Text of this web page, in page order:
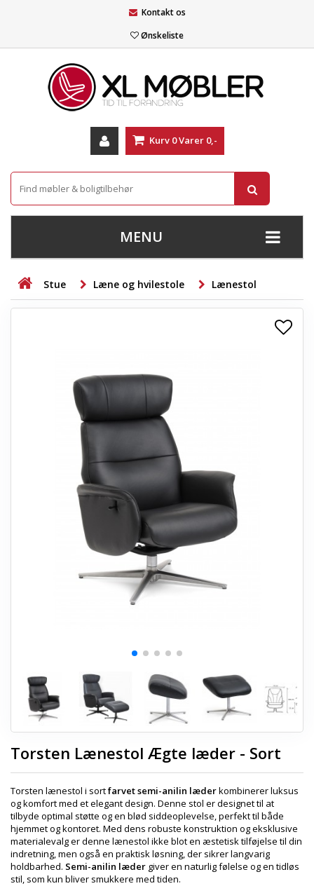
Kontakt os
Ønskeliste
Kurv 0Varer 0,-
MENU
+
STUE
+
KONTORMØBLER
Stue Læne og hvilestole Lænestol
Torsten Lænestol Ægte læder - Sort
Torsten lænestol i sortfarvet semi-anilin læderkombinerer luksus
og komfort med et elegant design. Denne stol er designet til at
tilbyde optimal støtte og en blød siddeoplevelse, perfekt til både
hjemmet og kontoret. Med dens robuste konstruktion og eksklusive
materialevalg er denne lænestol ikke blot en æstetisk tilføjelse til din
indretning, men også en praktisk løsning, der sikrer langvarig
holdbarhed. Semi-anilin læder giver en naturlig følelse og en tidløs
stil, som kun bliver smukkere med tiden.